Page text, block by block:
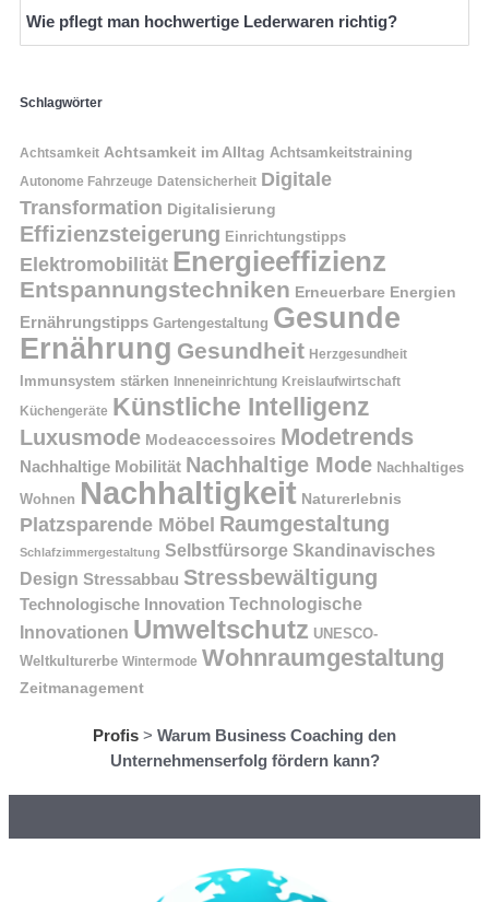
Wie pflegt man hochwertige Lederwaren richtig?
Schlagwörter
Achtsamkeit Achtsamkeit im Alltag Achtsamkeitstraining
Autonome Fahrzeuge Datensicherheit Digitale
Transformation Digitalisierung
Effizienzsteigerung Einrichtungstipps
Elektromobilität Energieeffizienz
Entspannungstechniken Erneuerbare Energien
Ernährungstipps Gartengestaltung Gesunde
Ernährung Gesundheit Herzgesundheit
Immunsystem stärken Inneneinrichtung Kreislaufwirtschaft
Küchengeräte Künstliche Intelligenz
Luxusmode Modeaccessoires Modetrends
Nachhaltige Mobilität Nachhaltige Mode Nachhaltiges
Wohnen Nachhaltigkeit Naturerlebnis
Platzsparende Möbel Raumgestaltung
Schlafzimmergestaltung Selbstfürsorge Skandinavisches
Design Stressabbau Stressbewältigung
Technologische Innovation Technologische
Innovationen Umweltschutz UNESCO-
Weltkulturerbe Wintermode Wohnraumgestaltung
Zeitmanagement
Profis > Warum Business Coaching den
Unternehmenserfolg fördern kann?